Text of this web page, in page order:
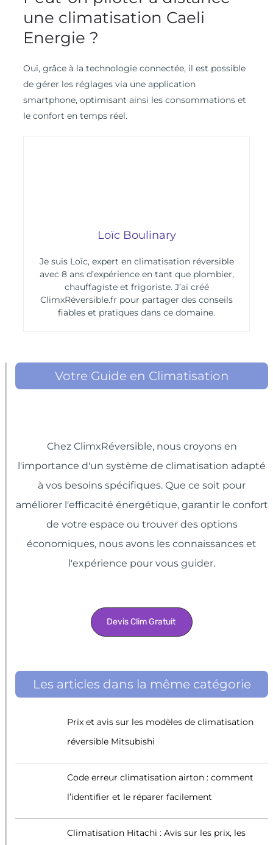
une climatisation Caeli
Energie ?
Oui, grâce à la technologie connectée, il est possible
de gérer les réglages via une application
smartphone, optimisant ainsi les consommations et
le confort en temps réel.
Loïc Boulinary
Je suis Loïc, expert en climatisation réversible
avec 8 ans d’expérience en tant que plombier,
chauffagiste et frigoriste. J’ai créé
ClimxRéversible.fr pour partager des conseils
fiables et pratiques dans ce domaine.
Votre Guide en Climatisation
Chez ClimxRéversible, nous croyons en
l'importance d'un système de climatisation adapté
à vos besoins spécifiques. Que ce soit pour
améliorer l'efficacité énergétique, garantir le confort
de votre espace ou trouver des options
économiques, nous avons les connaissances et
l'expérience pour vous guider.
Devis Clim Gratuit
Les articles dans la même catégorie
Prix et avis sur les modèles de climatisation
réversible Mitsubishi
Code erreur climatisation airton : comment
l’identifier et le réparer facilement
Climatisation Hitachi : Avis sur les prix, les